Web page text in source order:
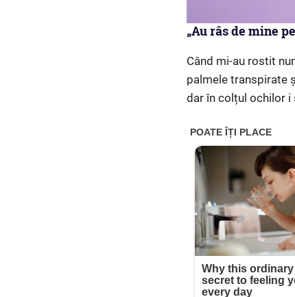
„Au râs de mine
Când mi-au rostit
palmele transpirate
dar în colțul ochilor i